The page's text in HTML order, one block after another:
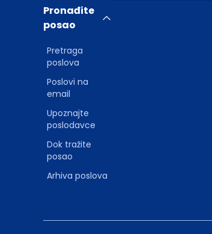
Pronađite
posao
Pretraga
poslova
Poslovi na
email
Upoznajte
poslodavce
Dok tražite
posao
Arhiva poslova